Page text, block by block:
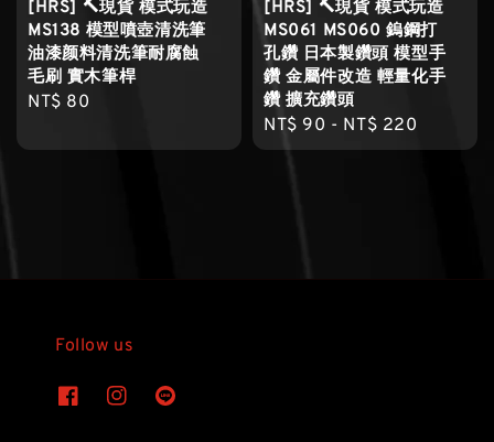
[HRS] 🔨現貨 模式玩造
MS138 模型噴壺清洗筆
油漆颜料清洗筆耐腐蝕
毛刷 實木筆桿
Regular
NT$ 80
[HRS] 🔨現貨 模式玩造
MS061 MS060 鎢鋼打
孔鑽 日本製鑽頭 模型手
鑽 金屬件改造 輕量化手
鑽 擴充鑽頭
Regular
price
NT$ 90 - NT$ 220
Follow us